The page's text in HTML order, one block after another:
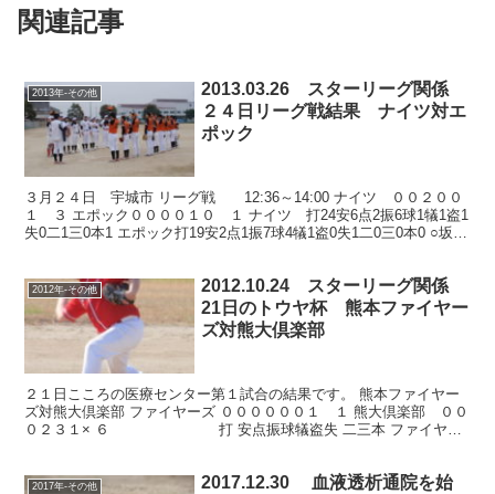
関連記事
2013年-その他
2013.03.26 スターリーグ関係
２４日リーグ戦結果 ナイツ対エ
ポック
３月２４日 宇城市 リーグ戦 12:36～14:00 ナイツ ００２００
１ ３ エポック００００１０ １ ナイツ 打24安6点2振6球1犠1盗1
失0二1三0本1 エポック打19安2点1振7球4犠1盗0失1二0三0本0 ○坂本
2012年-その他
2012.10.24 スターリーグ関係
21日のトウヤ杯 熊本ファイヤー
ズ対熊大倶楽部
２１日こころの医療センター第１試合の結果です。 熊本ファイヤー
ズ対熊大倶楽部 ファイヤーズ ００００００１ １ 熊大倶楽部 ００
０２３１× ６ 打 安点振球犠盗失 二三本 ファイヤー
2017年-その他
2017.12.30 血液透析通院を始